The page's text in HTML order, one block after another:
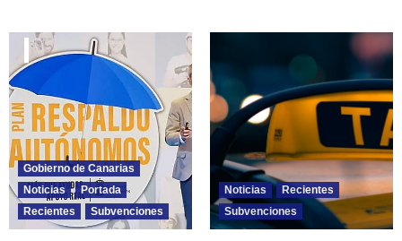
Gobierno de Canarias
Noticias
Portada
Recientes
Subvenciones
Noticias
Recientes
Subvenciones